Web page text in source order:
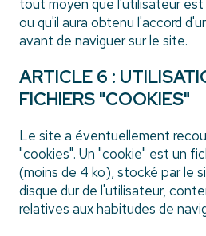
tout moyen que l'utilisateur est
ou qu'il aura obtenu l'accord
avant de naviguer sur le site.
ARTICLE 6 :
FICHIERS "COOKIES"
Le site a éventuellement
"cookies". Un "cookie" est un
(moins de 4 ko), stocké par le
disque dur de l'utilisateur,
relatives aux habitudes de